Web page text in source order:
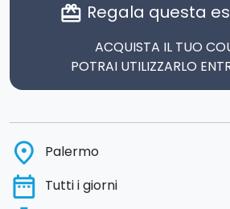
card_giftcard Regala questa
ACQUISTA IL TUO
POTRAI UTILIZZARLO
place Palermo
date_range Tutti i giorni